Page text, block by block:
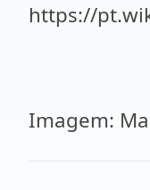
https://
Imagem: